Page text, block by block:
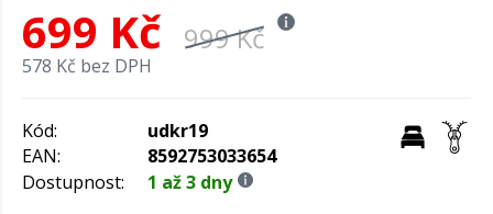
699 Kč 999 Kč
578 Kč bez DPH
Kód:
udkr19
EAN:
8592753033654
Dostupnost:
1 až 3 dny